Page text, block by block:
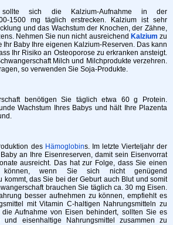
sollte sich die Kalzium-Aufnahme in der
1500 mg täglich erstrecken. Kalzium ist sehr
und das Wachstum der Knochen, der Zähne,
Nehmen Sie nun nicht ausreichend Kalzium zu
Baby Ihre eigenen Kalzium-Reserven. Das kann
Ihr Risiko an Osteoporose zu erkranken ansteigt.
Milch und Milchprodukte verzehren.
so verwenden Sie Soja-Produkte.
benötigen Sie täglich etwa 60 g Protein.
Wachstum Ihres Babys und hält Ihre Plazenta
des Hämoglobins. Im letzte Vierteljahr der
an Ihre Eisenreserven, damit sein Eisenvorrat
ausreicht. Das hat zur Folge, dass Sie einen
können, wenn Sie sich nicht genügend
kommt, das Sie bei der Geburt auch Blut und somit
brauchen Sie täglich ca. 30 mg Eisen.
besser aufnehmen zu können, empfiehlt es
mit Vitamin C-haltigen Nahrungsmitteln zu
Aufnahme von Eisen behindert, sollten Sie es
und eisenhaltige Nahrungsmittel zusammen zu